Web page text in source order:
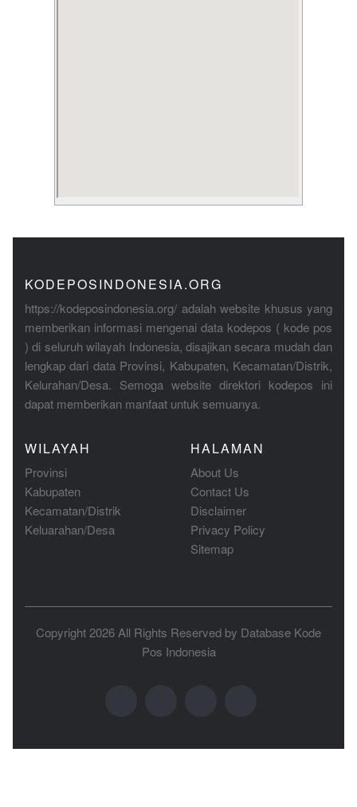
KODEPOSINDONESIA.ORG
https://kodeposindonesia.org/ adalah website khusus yang
memberikan informasi mengenai data kodepos ( kode pos
) di seluruh wilayah Indonesia, disajikan secara mudah dan
lengkap dari data Provinsi, Kabupaten, Kecamatan/Distrik,
Kelurahan/Desa. Semoga website direktori kodepos ini
dapat memberikan manfaat untuk semuanya.
WILAYAH
Provinsi
Kabupaten
Kecamatan/Distrik
Keluarahan/Desa
HALAMAN
About Us
Contact Us
Disclaimer
Privacy Policy
Sitemap
Copyright 2026 All Rights Reserved by Database Kode
Pos Indonesia